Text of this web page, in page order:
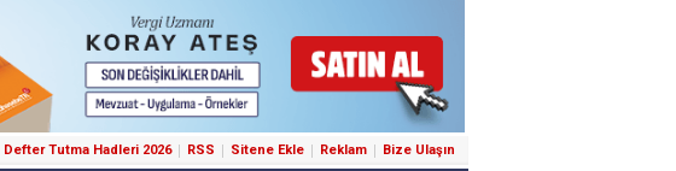
Defter Tutma Hadleri 2026 RSS Sitene Ekle Reklam Bize Ulaşın